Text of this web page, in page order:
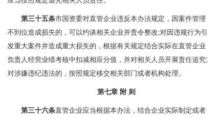
第三十五条市国资委对直管企业违反本办法规定，因案件管理
不到位造成损失的，可以约谈相关企业并责令整改;对因违规行为引
发重大案件并造成重大损失的，根据有关规定结合实际在直管企业
负责人经营业绩考核中扣减相应分值，并对相关人员开展责任追究;
对涉嫌违纪违法的，按照规定移交相关部门或者机构处理。
第七章 附 则
第三十六条直管企业应当根据本办法，结合企业实际制定或者